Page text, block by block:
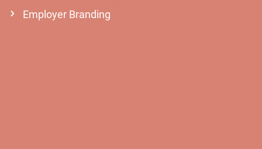
Employer Branding